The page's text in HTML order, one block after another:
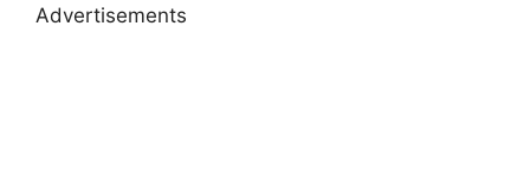
Advertisements